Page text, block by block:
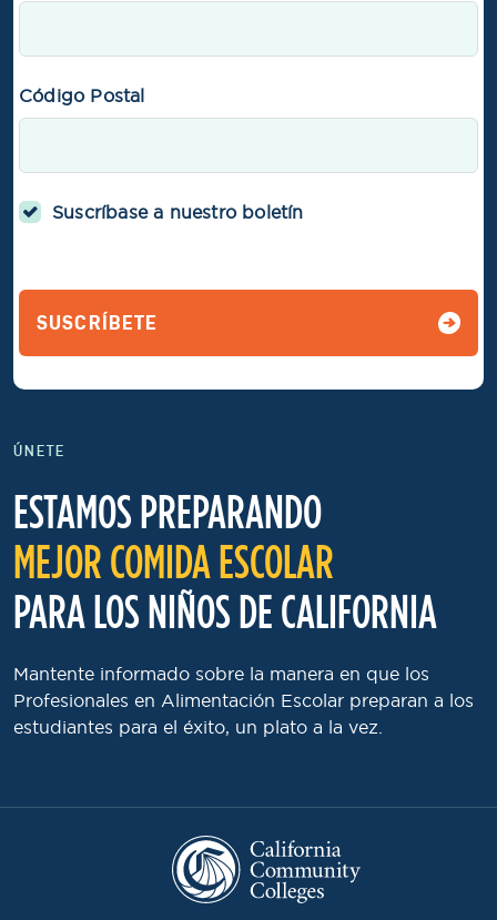
ÚNETE
ESTAMOS PREPARANDO
MEJOR COMIDA ESCOLAR
PARA LOS NIÑOS DE CALIFORNIA
Mantente informado sobre la manera en que los
Profesionales en Alimentación Escolar preparan a los
estudiantes para el éxito, un plato a la vez.
Código Postal
Suscríbase a nuestro boletín